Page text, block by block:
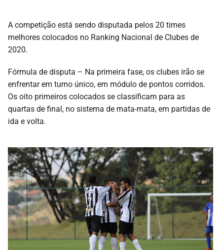
A competição está sendo disputada pelos 20 times
melhores colocados no Ranking Nacional de Clubes de
2020.
Fórmula de disputa – Na primeira fase, os clubes irão se
enfrentar em turno único, em módulo de pontos corridos.
Os oito primeiros colocados se classificam para as
quartas de final, no sistema de mata-mata, em partidas de
ida e volta.